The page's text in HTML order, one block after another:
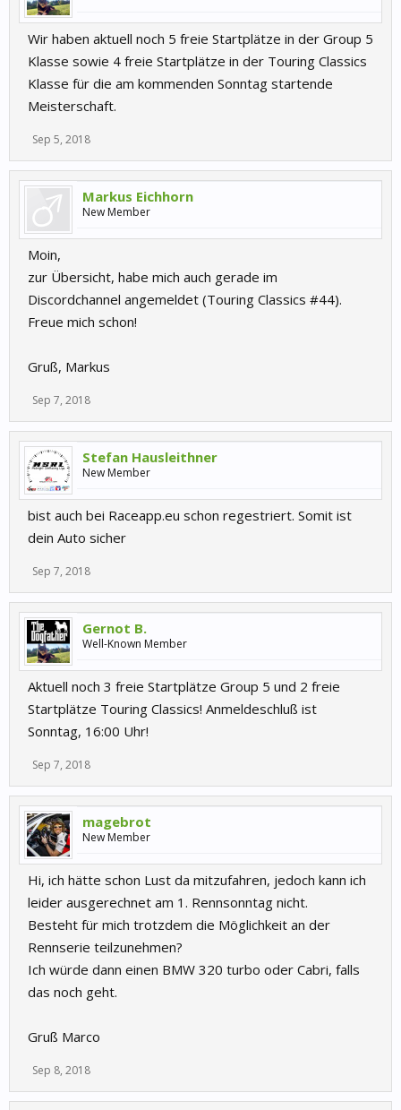
Wir haben aktuell noch 5 freie Startplätze in der Group 5
Klasse sowie 4 freie Startplätze in der Touring Classics
Klasse für die am kommenden Sonntag startende
Meisterschaft.
Sep 5, 2018
Markus Eichhorn
New Member
Moin,
zur Übersicht, habe mich auch gerade im
Discordchannel angemeldet (Touring Classics #44).
Freue mich schon!
Gruß, Markus
Sep 7, 2018
Stefan Hausleithner
New Member
bist auch bei Raceapp.eu schon regestriert. Somit ist
dein Auto sicher
Sep 7, 2018
Gernot B.
Well-Known Member
Aktuell noch 3 freie Startplätze Group 5 und 2 freie
Startplätze Touring Classics! Anmeldeschluß ist
Sonntag, 16:00 Uhr!
Sep 7, 2018
magebrot
New Member
Hi, ich hätte schon Lust da mitzufahren, jedoch kann ich
leider ausgerechnet am 1. Rennsonntag nicht.
Besteht für mich trotzdem die Möglichkeit an der
Rennserie teilzunehmen?
Ich würde dann einen BMW 320 turbo oder Cabri, falls
das noch geht.
Gruß Marco
Sep 8, 2018